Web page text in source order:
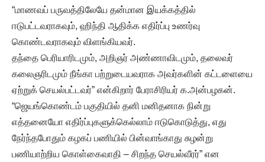
“மாணவப் பருவத்திலேயே தன்மான இயக்கத்தில்
ஈடுபட்டவராகவும், ஹிந்தி ஆதிக்க எதிர்ப்பு உணர்வு
கொண்டவராகவும் விளங்கியவர்.
தந்தை பெரியாரிடமும், அறிஞர் அண்ணாவிடமும், தலைவர்
கலைஞரிடமும் நீங்கா பற்றுடையவராக அவர்களின் கட்டளையை
ஏற்றுக் செயல்பட்டவர்” என்கிறார் பேராசிரியர் க.அன்பழகன்.
“ஜெயங்கொண்டம் பகுதியில் தனி மனிதனாக நின்று
எத்தனையோ எதிர்ப்புகளுக்கெல்லாம் ஈடுகொடுத்து, எது
நேர்ந்தபோதும் கழகப் பணியில் பின்வாங்காது சுழன்று
பணியாற்றிய கொள்கைவாதி – சிறந்த செயல்வீரர்” என